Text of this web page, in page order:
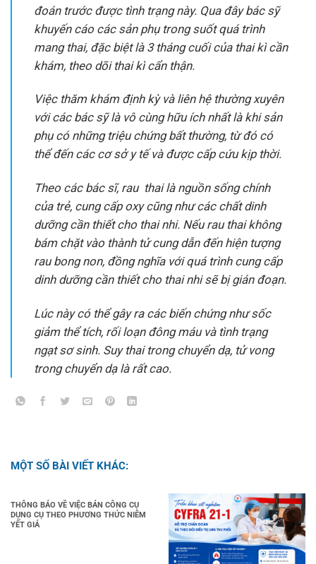
đoán trước được tình trạng này. Qua đây bác sỹ
khuyến cáo các sản phụ trong suốt quá trình
mang thai, đặc biệt là 3 tháng cuối của thai kì cần
khám, theo dõi thai kì cẩn thận.
Việc thăm khám định kỳ và liên hệ thường xuyên
với các bác sỹ là vô cùng hữu ích nhất là khi sản
phụ có những triệu chứng bất thường, từ đó có
thể đến các cơ sở y tế và được cấp cứu kịp thời.
Theo các bác sĩ, rau thai là nguồn sống chính
của trẻ, cung cấp oxy cũng như các chất dinh
dưỡng cần thiết cho thai nhi. Nếu rau thai không
bám chặt vào thành tử cung dẫn đến hiện tượng
rau bong non, đồng nghĩa với quá trình cung cấp
dinh dưỡng cần thiết cho thai nhi sẽ bị gián đoạn.
Lúc này có thể gây ra các biến chứng như sốc
giảm thể tích, rối loạn đông máu và tình trạng
ngạt sơ sinh. Suy thai trong chuyển dạ, tử vong
trong chuyển dạ là rất cao.
MỘT SỐ BÀI VIẾT KHÁC:
THÔNG BÁO VỀ VIỆC BÁN CÔNG CỤ
DỤNG CỤ THEO PHƯƠNG THỨC NIÊM
YẾT GIÁ